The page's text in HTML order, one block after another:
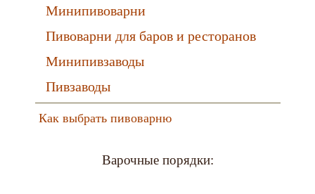
Минипивоварни
Пивоварни для баров и ресторанов
Минипивзаводы
Пивзаводы
Как выбрать пивоварню
Варочные порядки: